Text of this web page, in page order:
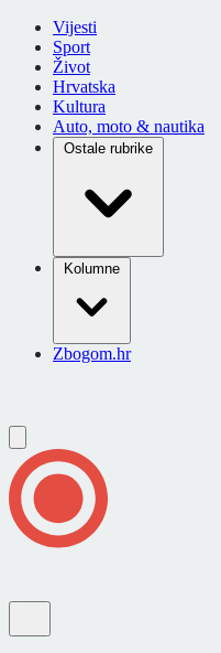
Vijesti
Sport
Život
Hrvatska
Kultura
Auto, moto & nautika
Ostale rubrike
Kolumne
Zbogom.hr